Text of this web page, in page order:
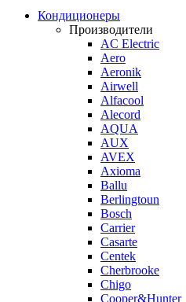
Кондиционеры
Производители
AC Electric
Aero
Aeronik
Airwell
Alfacool
Alecord
AQUA
AUX
AVEX
Axioma
Ballu
Berlingtoun
Bosch
Carrier
Casarte
Centek
Cherbrooke
Chigo
Cooper&Hunter